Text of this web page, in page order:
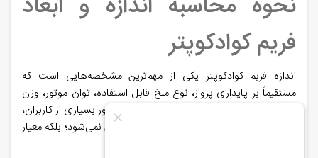
فریم کوادکوپتر
اندازه فریم کوادکوپتر یکی از مهم‌ترین مشخصه‌هایی است که
مستقیماً بر پایداری پرواز، نوع ملخ قابل استفاده، توان موتور، وزن
نهایی و کاربرد پرنده تأثیر می‌گذارد. برخلاف تصور بسیاری از کاربران،
سایز فریم بر اساس طول بازو یا قطر بدنه تعیین نمی‌شود؛ بلکه معیار